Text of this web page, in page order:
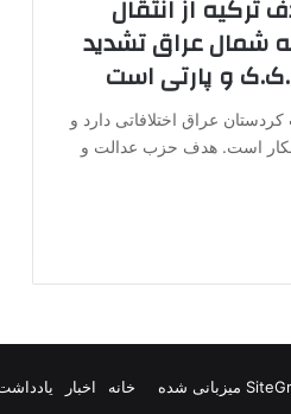
ترکیه از انتقال
شمال عراق تشدید
و پارتی است
عراق اختلافاتی دارد و
است. هدف حزب عدالت و
میزبانی شده خانه اخبار